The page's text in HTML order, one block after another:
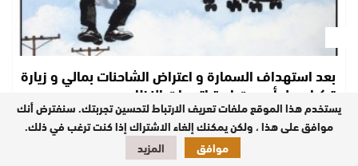
بعد استهداف السمارة و اعتراض الشاحنات بمالي و زيارة
تركيا : هل أصبحت استراتيجيات النظام…
يستخدم هذا الموقع ملفات تعريف الارتباط لتحسين تجربتك. سنفترض أنك
موافق على هذا ، ولكن يمكنك إلغاء الاشتراك إذا كنت ترغب في ذلك.
موافق
المزيد